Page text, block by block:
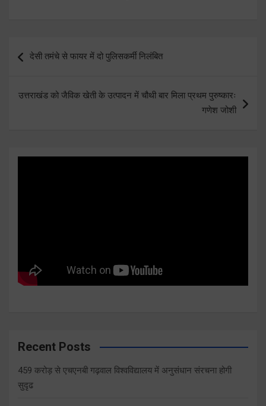
navigation
देसी तमंचे से फायर में दो पुलिसकर्मी निलंबित
उत्तराखंड को जैविक खेती के उत्पादन में चौथी बार मिला प्रथम पुरुष्कारः
गणेश जोशी
Recent Posts
459 करोड़ से एचएनबी गढ़वाल विश्वविद्यालय में अनुसंधान संरचना होगी
सुदृढ